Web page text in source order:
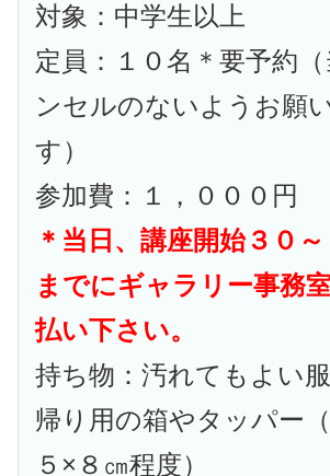
対象：中学生以上
定員：１０名＊要予約（
ンセルのないようお願
す）
参加費：１，０００円
＊当日、講座開始３０
までにギャラリー事務
払い下さい。
持ち物：汚れてもよい
帰り用の箱やタッパー
５×８㎝程度）